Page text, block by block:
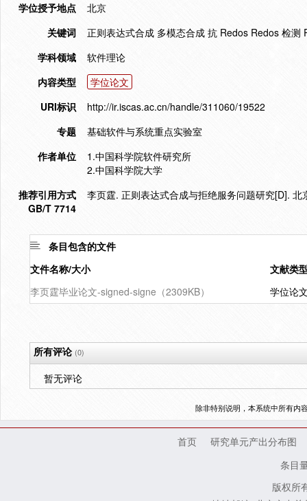
学位授予地点
北京
关键词
正则表达式合成 多模态合成 抗 Redos Redos 检测
学科领域
软件理论
内容类型
学位论文
URI标识
http://ir.iscas.ac.cn/handle/311060/19522
专题
基础软件与系统重点实验室
作者单位
1.中国科学院软件研究所
2.中国科学院大学
推荐引用方式
GB/T 7714
李页霆. 正则表达式合成与拒绝服务问题研究[D].
条目包含的文件
文件名称/大小
文献类
李页霆毕业论文-signed-signe（2309KB）
学位论
所有评论(0)
暂无评论
除非特别说明，本系统中所有内
首页
研究单元产出分布图
条目
版权所